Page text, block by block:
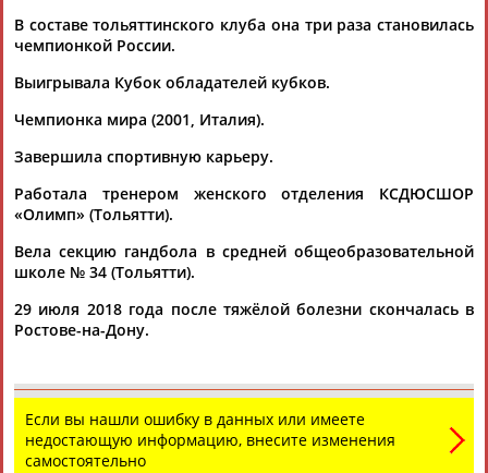
Флюра
БУЛАТОВА
Татьяна
Акжана
В составе тольяттинского клуба она три раза становилась
чемпионкой России.
Выигрывала Кубок обладателей кубков.
Чемпионка мира (2001, Италия).
Завершила спортивную карьеру.
Работала тренером женского отделения КСДЮСШОР
«Олимп» (Тольятти).
Вела секцию гандбола в средней общеобразовательной
школе № 34 (Тольятти).
29 июля 2018 года после тяжёлой болезни скончалась в
Ростове-на-Дону.
Если вы нашли ошибку в данных или имеете
недостающую информацию, внесите изменения
самостоятельно